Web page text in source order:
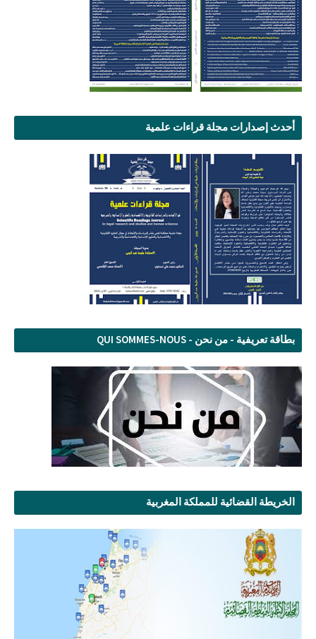
أحدث إصدارات مجلة قراءات علمية
بطاقة تعريفية - من نحن - QUI SOMMES-NOUS
الخريطة القضائية للمملكة المغربية